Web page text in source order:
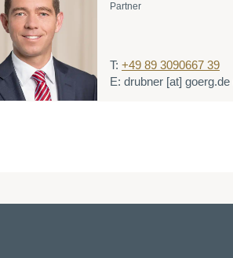
Partner
T: +49 89 3090667 39
E: drubner [at] goerg.de